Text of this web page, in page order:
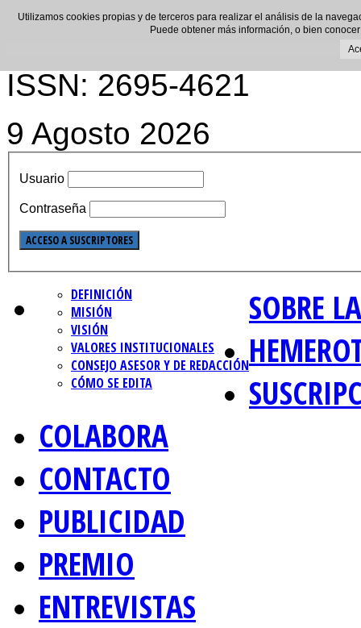
ISSN: 2695-4621
9 Agosto 2026
Usuario
Contraseña
SOBRE
DEFINICIÓN
MISIÓN
VISIÓN
VALORES INSTITUCIONALES
CONSEJO ASESOR Y DE REDACCIÓN
CÓMO SE EDITA
COLABORA
CONTACTO
PUBLICIDAD
PREMIO
ENTREVISTAS
Utilizamos cookies propias y de terceros para realizar el análisis de la
Puede obtener más información, o bien